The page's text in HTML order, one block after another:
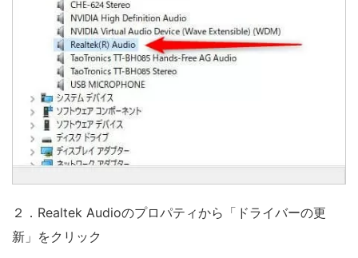
２．Realtek Audioのプロパティから「ドライバーの更
新」をクリック